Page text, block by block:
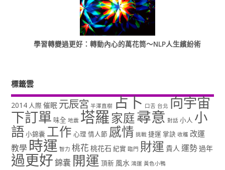
學習轉變過更好：轉動內心的萬花筒～NLP人生繽紛術
標籤雲
2014 人際 催眠 元辰宮 半澤直樹 占卜 口舌 台北 向宇宙
下訂單 味全 地震 塔羅家庭尋意 對話 小人 小
語小錦囊 工作 心理 情人節 感情 挑戰 捷運 掌訣 收穫 改運
教學 時運 智力 桃花 桃花石 紀實 臨門 財運 貴人 運勢過年
過更好錦囊 開運 頂新 風水 鴻運 黃色小鴨